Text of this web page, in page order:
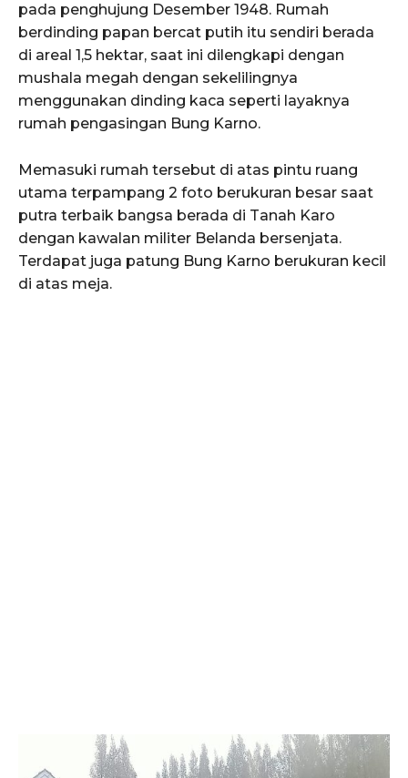
pada penghujung Desember 1948. Rumah
berdinding papan bercat putih itu sendiri berada
di areal 1,5 hektar, saat ini dilengkapi dengan
mushala megah dengan sekelilingnya
menggunakan dinding kaca seperti layaknya
rumah pengasingan Bung Karno.
Memasuki rumah tersebut di atas pintu ruang
utama terpampang 2 foto berukuran besar saat
putra terbaik bangsa berada di Tanah Karo
dengan kawalan militer Belanda bersenjata.
Terdapat juga patung Bung Karno berukuran kecil
di atas meja.